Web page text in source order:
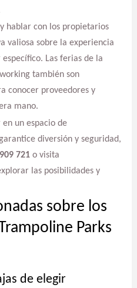
hablar con los propietarios
valiosa sobre la experiencia
Las ferias de la
también son
conocer proveedores y
mano.
un espacio de
diversión y seguridad,
721o visita
las posibilidades y
sobre los
Parks
de elegir